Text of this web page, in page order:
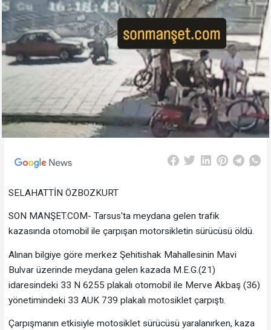
SELAHATTİN ÖZBOZKURT
SON MANŞET.COM- Tarsus'ta meydana gelen trafik
kazasında otomobil ile çarpışan motorsikletin sürücüsü öldü.
Alınan bilgiye göre merkez Şehitishak Mahallesinin Mavi
Bulvar üzerinde meydana gelen kazada M.E.G.(21)
idaresindeki 33 N 6255 plakalı otomobil ile Merve Akbaş (36)
yönetimindeki 33 AUK 739 plakalı motosiklet çarpıştı.
Çarpışmanın etkisiyle motosiklet sürücüsü yaralanırken, kaza